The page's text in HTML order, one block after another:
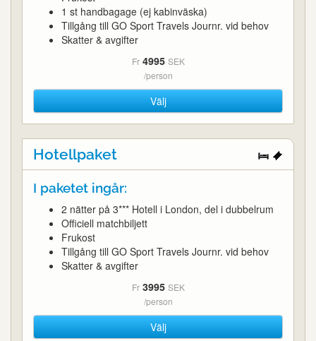
1 st handbagage (ej kabinväska)
Tillgång till GO Sport Travels Journr. vid behov
Skatter & avgifter
Fr 4995 SEK
/person
Välj
Hotellpaket
I paketet ingår:
2 nätter på 3*** Hotell i London, del i dubbelrum
Officiell matchbiljett
Frukost
Tillgång till GO Sport Travels Journr. vid behov
Skatter & avgifter
Fr 3995 SEK
/person
Välj